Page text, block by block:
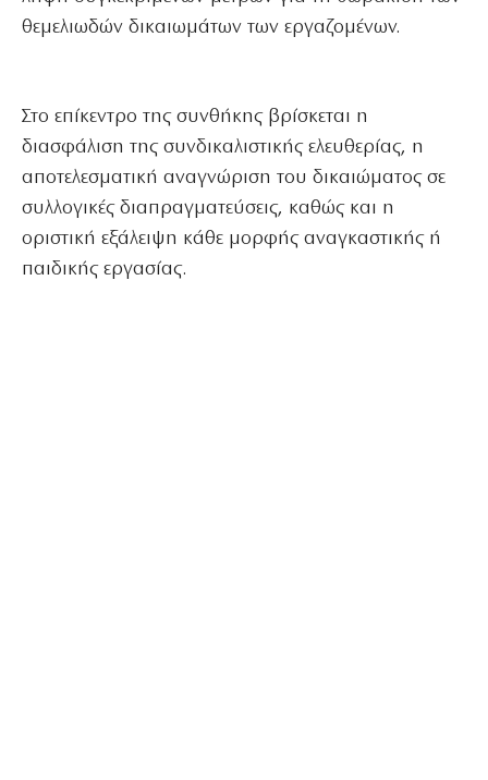
θεμελιωδών δικαιωμάτων των εργαζομένων.
Στο επίκεντρο της συνθήκης βρίσκεται η
διασφάλιση της συνδικαλιστικής ελευθερίας, η
αποτελεσματική αναγνώριση του δικαιώματος σε
συλλογικές διαπραγματεύσεις, καθώς και η
οριστική εξάλειψη κάθε μορφής αναγκαστικής ή
παιδικής εργασίας.